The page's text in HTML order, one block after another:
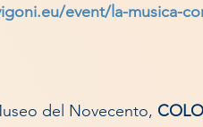
event/la-musica-
del Novecento,